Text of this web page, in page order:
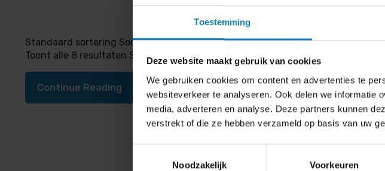
Toestemming
Deze website maakt gebruik van cookies
We gebruiken cookies om content en advertenties te
websiteverkeer te analyseren. Ook delen we informatie
media, adverteren en analyse. Deze partners kunnen
verstrekt of die ze hebben verzameld op basis van uw
Noodzakelijk
Voorkeuren
Standaard sortering Sorteer op populariteit Op gemiddelde waardering
Toont alle 8 resultaten Standaard sortering Sorteer op populariteit Op
Continue Reading